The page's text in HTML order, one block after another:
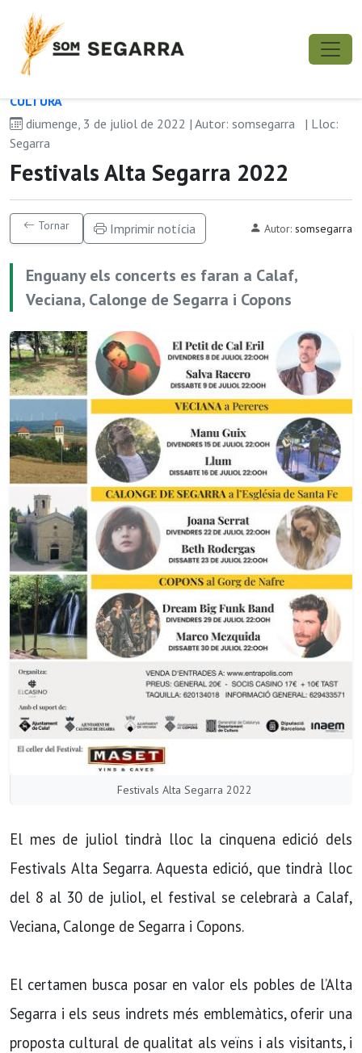
CULTURA
diumenge, 3 de juliol de 2022 | Autor: somsegarra
| Lloc:
Segarra
Festivals Alta Segarra 2022
Tornar Imprimir notícia Autor: somsegarra
Enguany els concerts es faran a Calaf,
Veciana, Calonge de Segarra i Copons
Festivals Alta Segarra 2022
El mes de juliol tindrà lloc la cinquena edició dels
Festivals Alta Segarra. Aquesta edició, que tindrà lloc
del 8 al 30 de juliol, el festival se celebrarà a Calaf,
Veciana, Calonge de Segarra i Copons.
El certamen busca posar en valor els pobles de l’Alta
Segarra i els seus indrets més emblemàtics, oferir una
proposta cultural de qualitat als veïns i als visitants, i